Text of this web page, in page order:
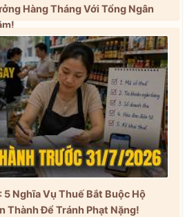
Hàng Tháng Với Tổng Ngân
Nghĩa Vụ Thuế Bắt Buộc Hộ
Thành Để Tránh Phạt Nặng!